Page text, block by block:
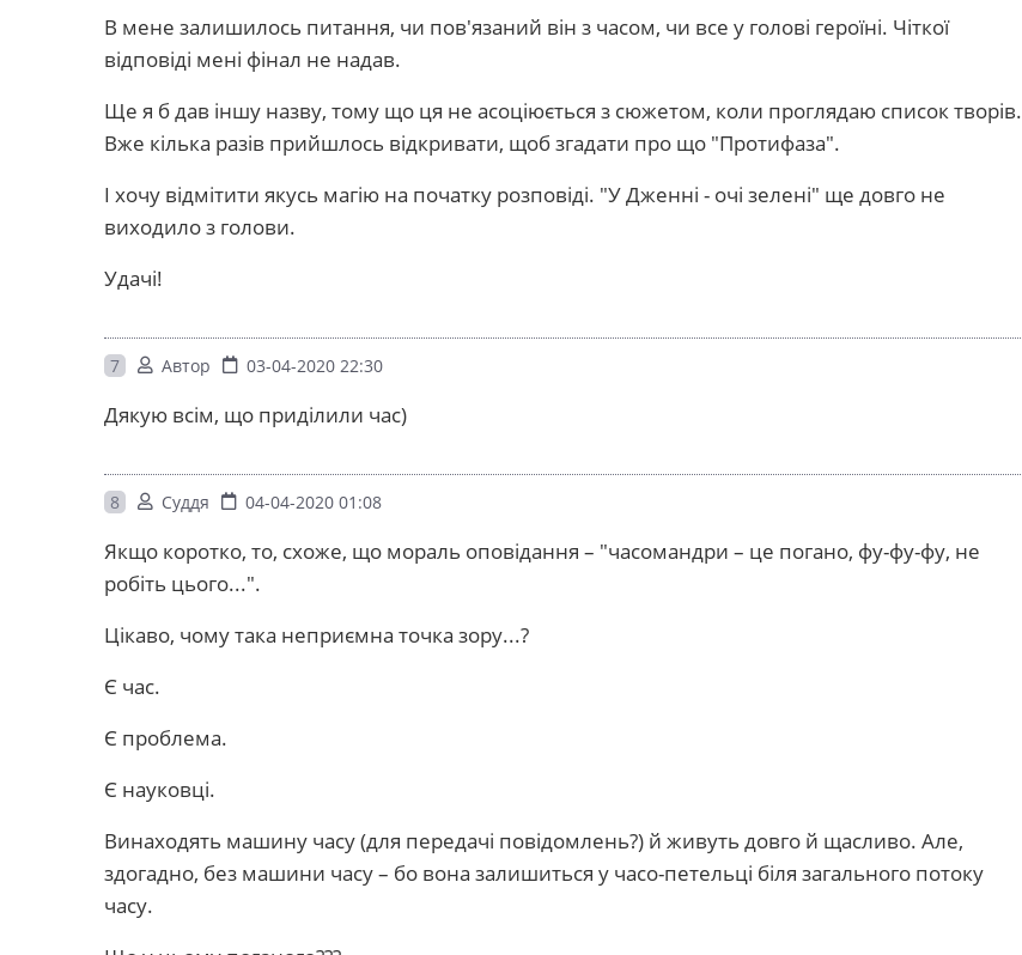
В мене залишилось питання, чи пов'язаний він з часом, чи все у голові героїні. Чіткої
відповіді мені фінал не надав.
Ще я б дав іншу назву, тому що ця не асоціюється з сюжетом, коли проглядаю список творів.
Вже кілька разів прийшлось відкривати, щоб згадати про що "Протифаза".
І хочу відмітити якусь магію на початку розповіді. "У Дженні - очі зелені" ще довго не
виходило з голови.
Удачі!
7 Автор 03-04-2020 22:30
Дякую всім, що приділили час)
8 Суддя 04-04-2020 01:08
Якщо коротко, то, схоже, що мораль оповідання – "часомандри – це погано, фу-фу-фу, не
робіть цього...".
Цікаво, чому така неприємна точка зору...?
Є час.
Є проблема.
Є науковці.
Винаходять машину часу (для передачі повідомлень?) й живуть довго й щасливо. Але,
здогадно, без машини часу – бо вона залишиться у часо-петельці біля загального потоку
часу.